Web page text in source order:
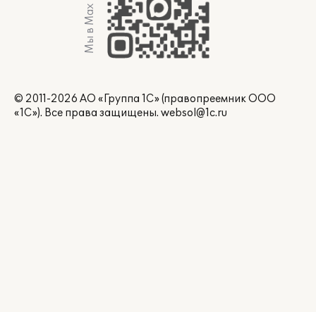
Мы в Max
© 2011-2026 АО «Группа 1С» (правопреемник ООО
«1С»). Все права защищены. websol@1c.ru